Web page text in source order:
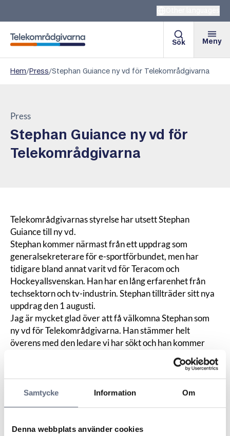
Samtycke Information Om
Denna webbplats använder cookies
Telekområdgivarna
Sök Meny
Hem/Press/Stephan Guiance ny vd för Telekområdgivarna
Press
Stephan Guiance ny vd för
Telekområdgivarna
Telekområdgivarnas styrelse har utsett Stephan
Guiance till ny vd.
Stephan kommer närmast från ett uppdrag som
generalsekreterare för e-sportförbundet, men har
tidigare bland annat varit vd för Teracom och
Hockeyallsvenskan. Han har en lång erfarenhet från
techsektorn och tv-industrin. Stephan tillträder sitt nya
uppdrag den 1 augusti.
Jag är mycket glad över att få välkomna Stephan som
ny vd för Telekområdgivarna. Han stämmer helt
överens med den ledare vi har sökt och han kommer
kunna fortsätta att utveckla verksamheten, säger
Med Stephan kommer Telekområdgivarna att kunna ta
ytterligare steg och fortsätta den positiva utvecklingen,
säger My Bergdahl, näringspolitisk expert på
Jag är både glad och hedrad över att ha fått